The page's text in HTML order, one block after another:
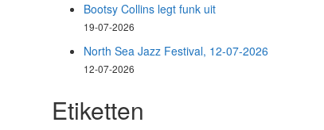
Bootsy Collins legt funk uit
19-07-2026
North Sea Jazz Festival, 12-07-2026
12-07-2026
Etiketten